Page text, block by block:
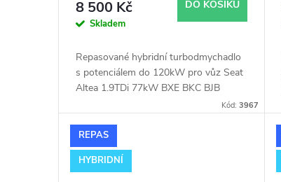
8 500 Kč
Skladem
DO KOŠÍKU
Repasované hybridní turbodmychadlo
s potenciálem do 120kW pro vůz Seat
Altea 1.9TDi 77kW BXE BKC BJB
Kód:3967
REPAS
HYBRIDNÍ